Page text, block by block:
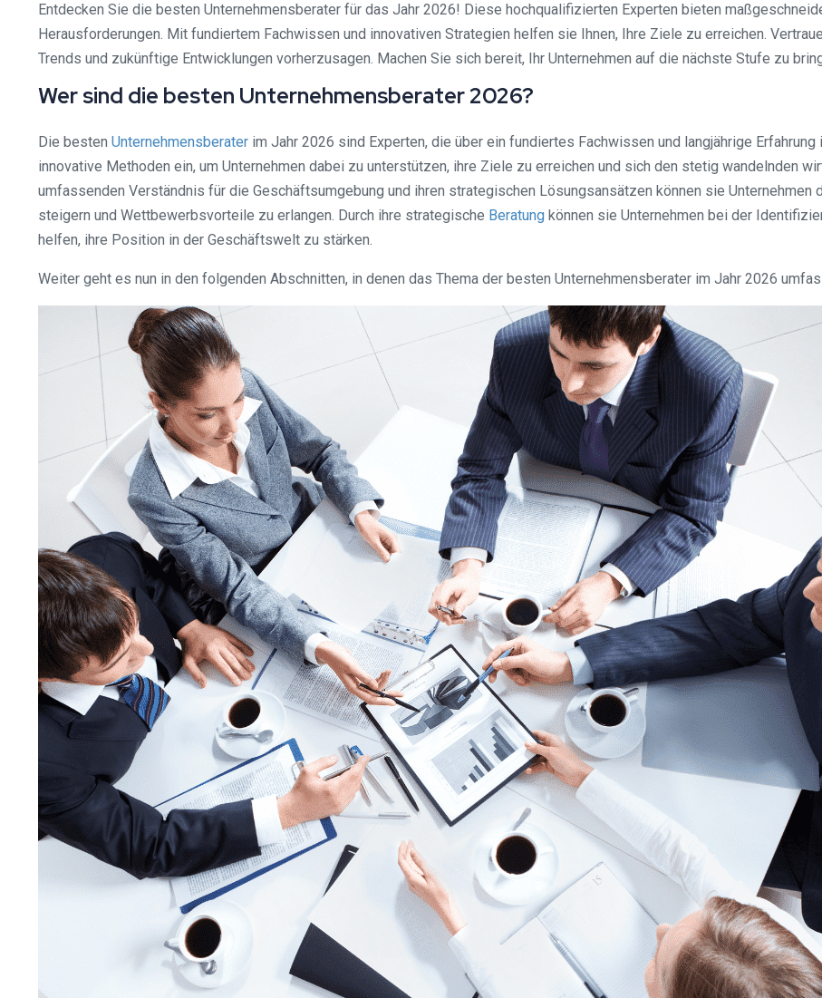
Entdecken Sie die besten Unternehmensberater für das Jahr 2026! Diese hochqualifizierten Experten bieten
Herausforderungen. Mit fundiertem Fachwissen und innovativen Strategien helfen sie Ihnen, Ihre Ziele zu erreichen.
Trends und zukünftige Entwicklungen vorherzusagen. Machen Sie sich bereit, Ihr Unternehmen auf die nächste Stufe zu
Wer sind die besten Unternehmensberater 2026?
Die besten Unternehmensberater im Jahr 2026 sind Experten, die über ein fundiertes Fachwissen und langjährige
innovative Methoden ein, um Unternehmen dabei zu unterstützen, ihre Ziele zu erreichen und sich den stetig wandelnden
umfassenden Verständnis für die Geschäftsumgebung und ihren strategischen Lösungsansätzen können sie
steigern und Wettbewerbsvorteile zu erlangen. Durch ihre strategische Beratung können sie Unternehmen bei der
helfen, ihre Position in der Geschäftswelt zu stärken.
Weiter geht es nun in den folgenden Abschnitten, in denen das Thema der besten Unternehmensberater im Jahr 2026